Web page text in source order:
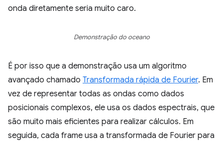
onda diretamente seria muito caro.
Demonstração do oceano
É por isso que a demonstração usa um algoritmo
avançado chamado Transformada rápida de Fourier. Em
vez de representar todas as ondas como dados
posicionais complexos, ele usa os dados espectrais, que
são muito mais eficientes para realizar cálculos. Em
seguida, cada frame usa a transformada de Fourier para